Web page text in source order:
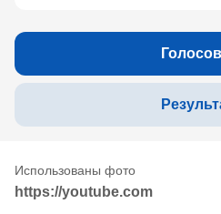
https://youtube.com